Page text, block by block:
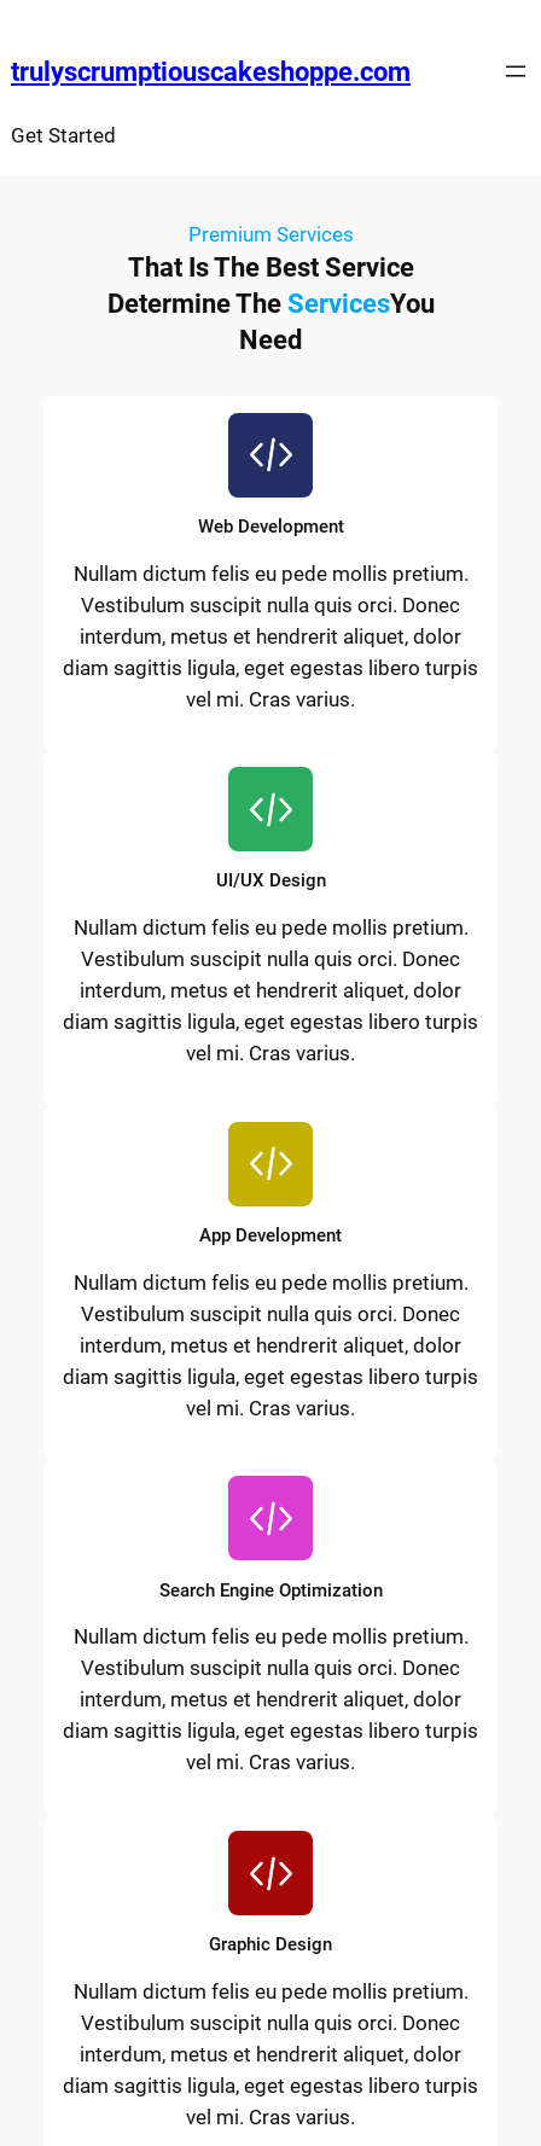
trulyscrumptiouscakeshoppe.com
Get Started
Premium Services
That Is The Best Service
Determine The ServicesYou
Need
Web Development
Nullam dictum felis eu pede mollis pretium.
Vestibulum suscipit nulla quis orci. Donec
interdum, metus et hendrerit aliquet, dolor
diam sagittis ligula, eget egestas libero turpis
vel mi. Cras varius.
UI/UX Design
Nullam dictum felis eu pede mollis pretium.
Vestibulum suscipit nulla quis orci. Donec
interdum, metus et hendrerit aliquet, dolor
diam sagittis ligula, eget egestas libero turpis
vel mi. Cras varius.
App Development
Nullam dictum felis eu pede mollis pretium.
Vestibulum suscipit nulla quis orci. Donec
interdum, metus et hendrerit aliquet, dolor
diam sagittis ligula, eget egestas libero turpis
vel mi. Cras varius.
Search Engine Optimization
Nullam dictum felis eu pede mollis pretium.
Vestibulum suscipit nulla quis orci. Donec
interdum, metus et hendrerit aliquet, dolor
diam sagittis ligula, eget egestas libero turpis
vel mi. Cras varius.
Graphic Design
Nullam dictum felis eu pede mollis pretium.
Vestibulum suscipit nulla quis orci. Donec
interdum, metus et hendrerit aliquet, dolor
diam sagittis ligula, eget egestas libero turpis
vel mi. Cras varius.